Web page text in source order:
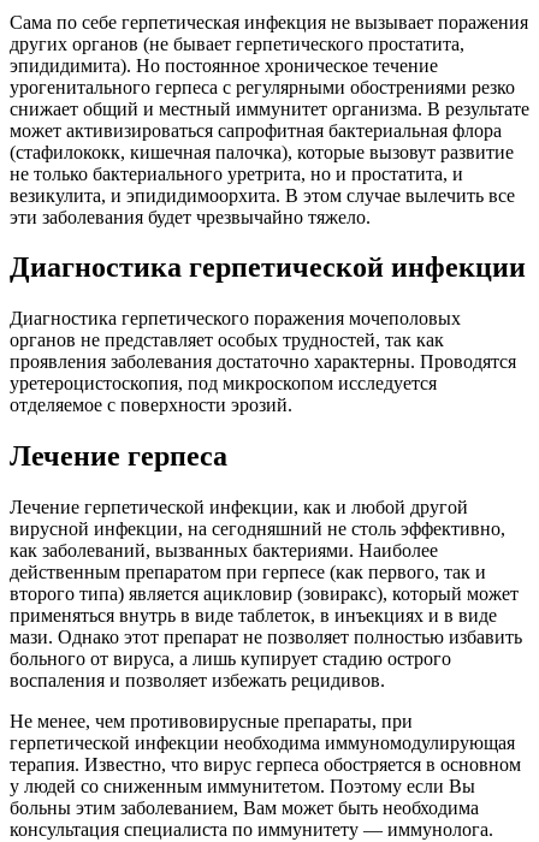
Сама по себе герпетическая инфекция не вызывает поражения
других органов (не бывает герпетического простатита,
эпидидимита). Но постоянное хроническое течение
урогенитального герпеса с регулярными обострениями резко
снижает общий и местный иммунитет организма. В результате
может активизироваться сапрофитная бактериальная флора
(стафилококк, кишечная палочка), которые вызовут развитие
не только бактериального уретрита, но и простатита, и
везикулита, и эпидидимоорхита. В этом случае вылечить все
эти заболевания будет чрезвычайно тяжело.
Диагностика герпетической инфекции
Диагностика герпетического поражения мочеполовых
органов не представляет особых трудностей, так как
проявления заболевания достаточно характерны. Проводятся
уретероцистоскопия, под микроскопом исследуется
отделяемое с поверхности эрозий.
Лечение герпеса
Лечение герпетической инфекции, как и любой другой
вирусной инфекции, на сегодняшний не столь эффективно,
как заболеваний, вызванных бактериями. Наиболее
действенным препаратом при герпесе (как первого, так и
второго типа) является ацикловир (зовиракс), который может
применяться внутрь в виде таблеток, в инъекциях и в виде
мази. Однако этот препарат не позволяет полностью избавить
больного от вируса, а лишь купирует стадию острого
воспаления и позволяет избежать рецидивов.
Не менее, чем противовирусные препараты, при
герпетической инфекции необходима иммуномодулирующая
терапия. Известно, что вирус герпеса обостряется в основном
у людей со сниженным иммунитетом. Поэтому если Вы
больны этим заболеванием, Вам может быть необходима
консультация специалиста по иммунитету — иммунолога.